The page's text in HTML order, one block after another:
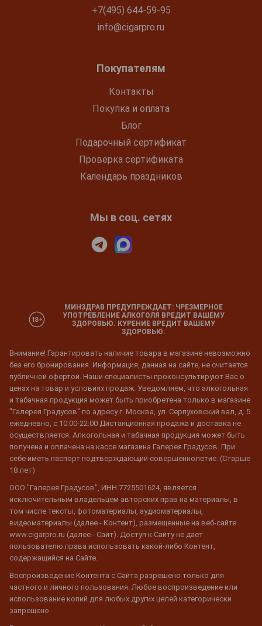
+7(495) 644-59-95
info@cigarpro.ru
Покупателям
Контакты
Покупка и оплата
Блог
Подарочный сертификат
Проверка сертификата
Календарь праздников
Мы в соц. сетях
МИНЗДРАВ ПРЕДУПРЕЖДАЕТ: ЧРЕЗМЕРНОЕ
УПОТРЕБЛЕНИЕ АЛКОГОЛЯ ВРЕДИТ ВАШЕМУ
ЗДОРОВЬЮ. КУРЕНИЕ ВРЕДИТ ВАШЕМУ
ЗДОРОВЬЮ.
Внимание! Гарантировать наличие товара в магазине невозможно
без его бронирования. Информация, данная на сайте, не считается
публичной офертой. Наши специалисты проконсультируют Вас о
ценах на товар и условиях продаж. Уведомляем, что алкогольная
и табачная продукция может быть приобретена только в магазине
"Галерея Градусов" по адресу г. Москва, ул. Серпуховский вал, д. 5
ежедневно, с 10:00-22:00 Дистанционная продажа и доставка не
осуществляется. Алкогольная и табачная продукция может быть
получена и оплачена на кассе магазина Галерея Градусов. При
себе иметь паспорт подтверждающий совершеннолетие. (Старше
18 лет)
ООО "Галерея Градусов", ИНН 7725501624, является
исключительным владельцем авторских прав на материалы, в
том числе тексты, фотоматериалы, аудиоматериалы,
видеоматериалы (далее - Контент), размещенные на веб-сайте
www.cigarpro.ru (далее - Сайт). Доступ к Сайту не дает
пользователю права использовать какой-либо Контент,
содержащийся на Сайте.
Воспроизведение Контента с Сайта разрешено только для
частного и личного пользования. Любое воспроизведение или
использование копий для любых других целей категорически
запрещено.